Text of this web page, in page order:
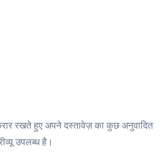
रखते हुए अपने दस्तावेज़ का कुछ अनुवादित
उपलब्ध है।